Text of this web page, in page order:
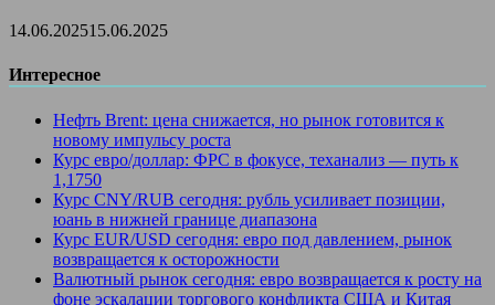
14.06.202515.06.2025
Интересное
Нефть Brent: цена снижается, но рынок готовится к
новому импульсу роста
Курс евро/доллар: ФРС в фокусе, теханализ — путь к
1,1750
Курс CNY/RUB сегодня: рубль усиливает позиции,
юань в нижней границе диапазона
Курс EUR/USD сегодня: евро под давлением, рынок
возвращается к осторожности
Валютный рынок сегодня: евро возвращается к росту на
фоне эскалации торгового конфликта США и Китая